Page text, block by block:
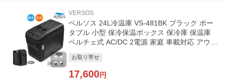
VERSOS
ベルソス 24L冷温庫 VS-481BK ブラック ポー
タブル 小型 保冷保温ボックス 保冷庫 保温庫
ペルチェ式 AC/DC 2電源 家庭 車載対応 アウト
お取り寄せ
17,600円